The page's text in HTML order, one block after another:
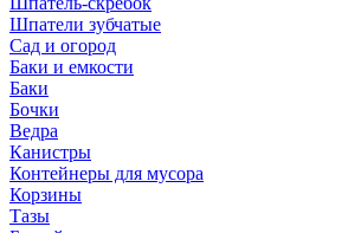
Шпатели зубчатые
Сад и огород
Баки и емкости
Баки
Бочки
Ведра
Канистры
Контейнеры для мусора
Корзины
Тазы